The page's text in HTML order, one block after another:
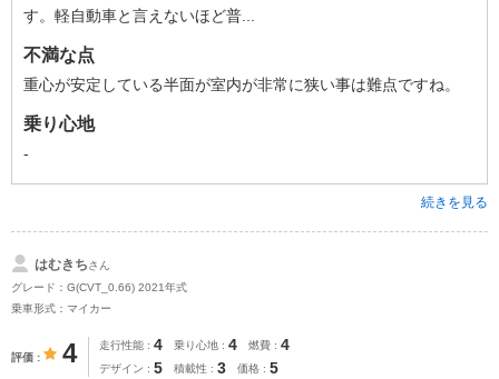
す。軽自動車と言えないほど普...
不満な点
重心が安定している半面が室内が非常に狭い事は難点ですね。
乗り心地
-
続きを見る
はむきちさん
グレード：G(CVT_0.66) 2021年式
乗車形式：マイカー
評価 4 走行性能 4 乗り心地 4 燃費 4
デザイン 5 積載性 3 価格 5